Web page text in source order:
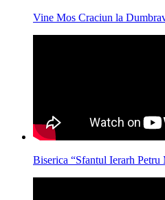
Vine Mos Craciun la
Biserica “Sfantul Ierarh